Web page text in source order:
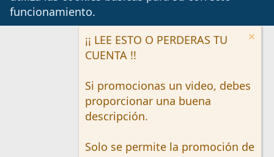
funcionamiento.
¡¡ LEE ESTO O PERDERAS TU
CUENTA !!
Si promocionas un video, debes
proporcionar una buena
descripción.
Solo se permite la promoción de